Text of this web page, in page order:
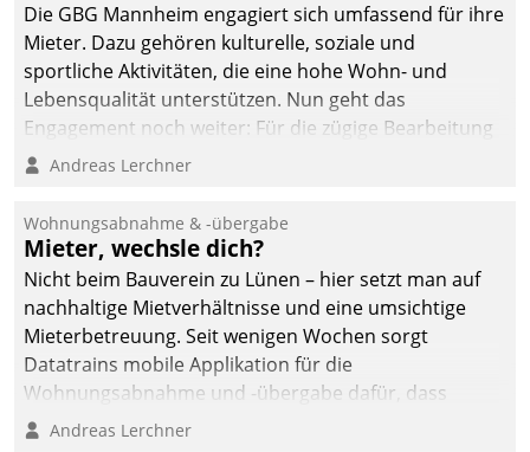
Die GBG Mannheim engagiert sich umfassend für ihre
Mieter. Dazu gehören kulturelle, soziale und
sportliche Aktivitäten, die eine hohe Wohn- und
Lebensqualität unterstützen. Nun geht das
Engagement noch weiter: Für die zügige Bearbeitung
von Beschwerden – oder Lob – richtet das
und Beschwerde-Management einen eigenen Kanal
ein.
Andreas Lerchner
Wohnungsabnahme & -übergabe
Mieter, wechsle dich?
Nicht beim Bauverein zu Lünen – hier setzt man auf
nachhaltige Mietverhältnisse und eine umsichtige
Mieterbetreuung. Seit wenigen Wochen sorgt
Datatrains mobile Applikation für die
Wohnungsabnahme und -übergabe dafür, dass
Mieter wohlgeordnet kommen und, so es sein muss,
Andreas Lerchner